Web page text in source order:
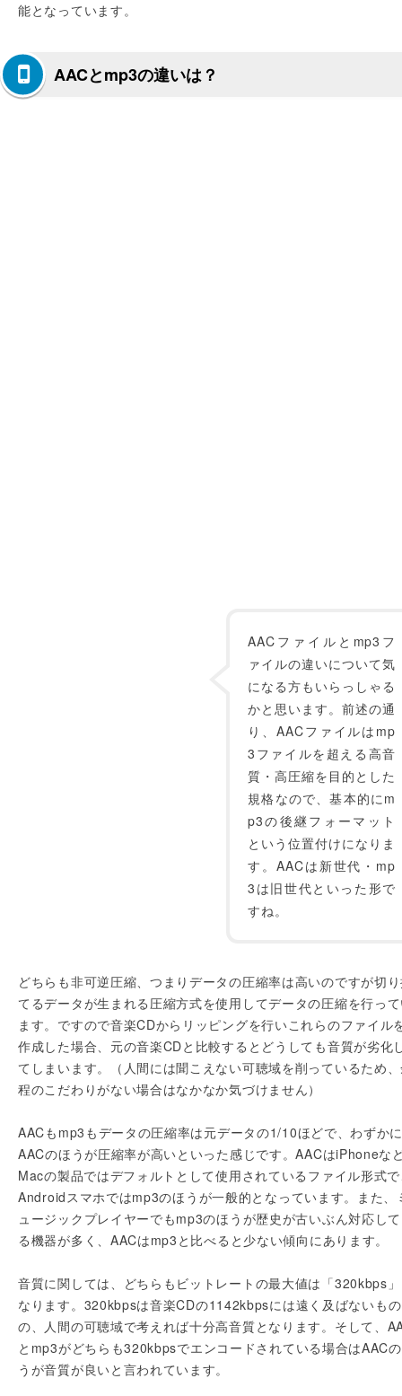
能となっています。
AACとmp3の違いは？
AACファイルとmp3フ
ァイルの違いについて気
になる方もいらっしゃる
かと思います。前述の通
り、AACファイルはmp
3ファイルを超える高音
質・高圧縮を目的とした
規格なので、基本的にm
p3の後継フォーマット
という位置付けになりま
す。AACは新世代・mp
3は旧世代といった形で
すね。
どちらも非可逆圧縮、つまりデータの圧縮率は高いのですが切
てるデータが生まれる圧縮方式を使用してデータの圧縮を行っ
ます。ですので音楽CDからリッピングを行いこれらのファイル
作成した場合、元の音楽CDと比較するとどうしても音質が劣化
てしまいます。（人間には聞こえない可聴域を削っているため
程のこだわりがない場合はなかなか気づけません）
AACもmp3もデータの圧縮率は元データの1/10ほどで、わずか
AACのほうが圧縮率が高いといった感じです。AACはiPhoneな
Macの製品ではデフォルトとして使用されているファイル形式
Androidスマホではmp3のほうが一般的となっています。また、
ュージックプレイヤーでもmp3のほうが歴史が古いぶん対応し
る機器が多く、AACはmp3と比べると少ない傾向にあります。
音質に関しては、どちらもビットレートの最大値は「320kbps
なります。320kbpsは音楽CDの1142kbpsには遠く及ばないもの
の、人間の可聴域で考えれば十分高音質となります。そして、
とmp3がどちらも320kbpsでエンコードされている場合はAAC
うが音質が良いと言われています。